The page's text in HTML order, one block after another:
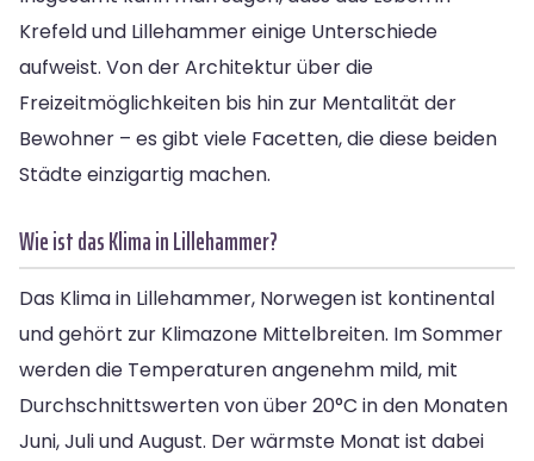
Krefeld und Lillehammer einige Unterschiede
aufweist. Von der Architektur über die
Freizeitmöglichkeiten bis hin zur Mentalität der
Bewohner – es gibt viele Facetten, die diese beiden
Städte einzigartig machen.
Wie ist das Klima in Lillehammer?
Das Klima in Lillehammer, Norwegen ist kontinental
und gehört zur Klimazone Mittelbreiten. Im Sommer
werden die Temperaturen angenehm mild, mit
Durchschnittswerten von über 20°C in den Monaten
Juni, Juli und August. Der wärmste Monat ist dabei